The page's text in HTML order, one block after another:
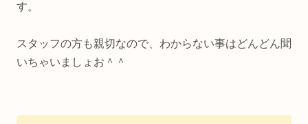
す。
スタッフの方も親切なので、わからない事はどんどん聞
いちゃいましょお＾＾